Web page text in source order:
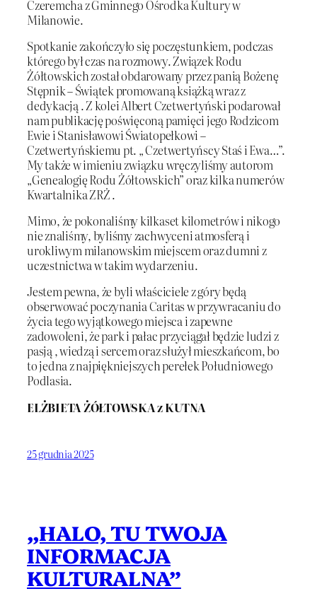
Czeremcha z Gminnego Ośrodka Kultury w
Milanowie.
Spotkanie zakończyło się poczęstunkiem, podczas
którego był czas na rozmowy. Związek Rodu
Żółtowskich został obdarowany przez panią Bożenę
Stępnik – Świątek promowaną książką wraz z
dedykacją . Z kolei Albert Czetwertyński podarował
nam publikację poświęconą pamięci jego Rodzicom
Ewie i Stanisławowi Światopełkowi –
Czetwertyńskiemu pt. „ Czetwertyńscy Staś i Ewa…”.
My także w imieniu związku wręczyliśmy autorom
„Genealogię Rodu Żółtowskich” oraz kilka numerów
Kwartalnika ZRŻ .
Mimo, że pokonaliśmy kilkaset kilometrów i nikogo
nie znaliśmy, byliśmy zachwyceni atmosferą i
urokliwym milanowskim miejscem oraz dumni z
uczestnictwa w takim wydarzeniu.
Jestem pewna, że byli właściciele z góry będą
obserwować poczynania Caritas w przywracaniu do
życia tego wyjątkowego miejsca i zapewne
zadowoleni, że park i pałac przyciągał będzie ludzi z
pasją , wiedzą i sercem oraz służył mieszkańcom, bo
to jedna z najpiękniejszych perełek Południowego
Podlasia.
ELŻBIETA ŻÓŁTOWSKA z KUTNA
25 grudnia 2025
„HALO, TU TWOJA
INFORMACJA
KULTURALNA”